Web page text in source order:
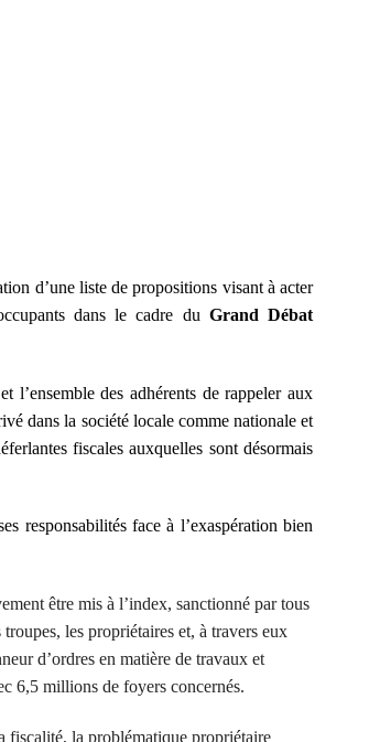
d’une liste de propositions visant à acter
dans le cadre du Grand Débat
et l’ensemble des adhérents de rappeler aux
dans la société locale comme nationale et
fiscales auxquelles sont désormais
responsabilités face à l’exaspération bien
être mis à l’index, sanctionné par tous
troupes, les propriétaires et, à travers eux
d’ordres en matière de travaux et
6,5 millions de foyers concernés.
fiscalité, la problématique propriétaire